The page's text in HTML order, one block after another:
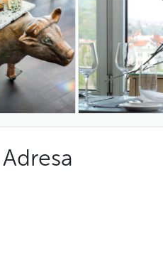
Adresa